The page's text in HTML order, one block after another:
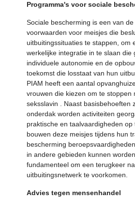
Programma's voor sociale
Sociale bescherming is een van
voorwaarden voor meisjes die
uitbuitingssituaties te stappen, om
werkelijke integratie in te slaan die
individuele autonomie en de
toekomst die losstaat van hun
PIAM heeft een aantal
vrouwen die kiezen om te stoppen
seksslavin . Naast basisbehoeften
onderdak worden activiteiten
praktische en taalvaardigheden
bouwen deze meisjes tijdens hun
bescherming
in andere gebieden kunnen
fundamenteel om een terugkeer
uitbuitingsnetwerk te voorkomen.
Advies tegen mensenhandel